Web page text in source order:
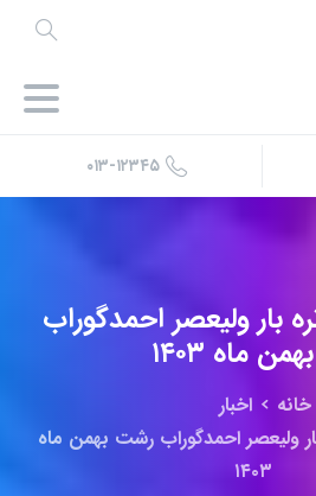
۰۱۳-۱۲۳۴۵
بار ولیعصر احمدگوراب
بهمن ماه ۱۴۰۳
خانه
اخبار
ولیعصر احمدگوراب رشت بهمن ماه
۱۴۰۳